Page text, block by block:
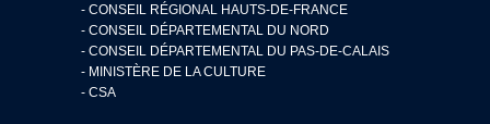
- CONSEIL RÉGIONAL HAUTS-DE-FRANCE
- CONSEIL DÉPARTEMENTAL DU NORD
- CONSEIL DÉPARTEMENTAL DU PAS-DE-CALAIS
- MINISTÈRE DE LA CULTURE
- CSA